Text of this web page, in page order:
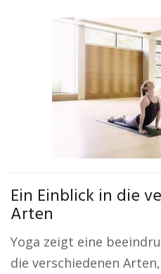
Ein Einblick in die
Arten
Yoga zeigt eine
die verschiedenen